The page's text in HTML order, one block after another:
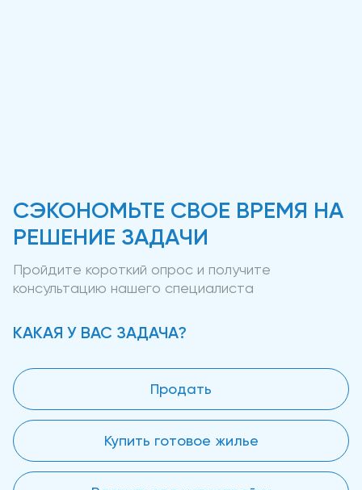
СЭКОНОМЬТЕ СВОЕ ВРЕМЯ НА
РЕШЕНИЕ ЗАДАЧИ
Пройдите короткий опрос и получите
консультацию нашего специалиста
КАКАЯ У ВАС ЗАДАЧА?
Продать
Купить готовое жилье